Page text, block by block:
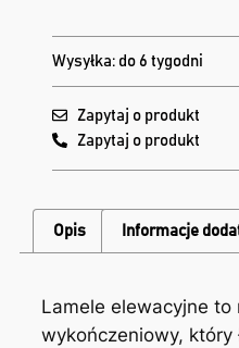
Wysyłka: do 6 tygodni
Zapytaj o produkt
Zapytaj o produkt
Opis Informacje
Lamele elewacyjne
wykończeniowy, który